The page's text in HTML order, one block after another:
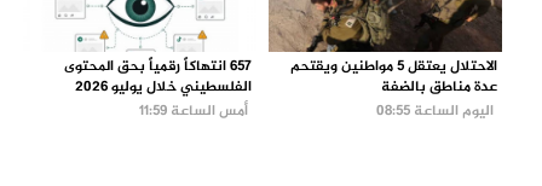
الاحتلال يعتقل 5 مواطنين ويقتحم
عدة مناطق بالضفة
اليوم الساعة 08:55
657 انتهاكاً رقمياً بحق المحتوى
الفلسطيني خلال يوليو 2026
أمس الساعة 11:59